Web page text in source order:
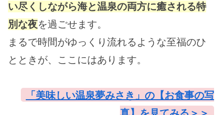
い尽くしながら海と温泉の両方に癒される特
別な夜を過ごせます。
まるで時間がゆっくり流れるような至福のひ
とときが、ここにはあります。
「美味しい温泉夢みさき」の【お食事の写